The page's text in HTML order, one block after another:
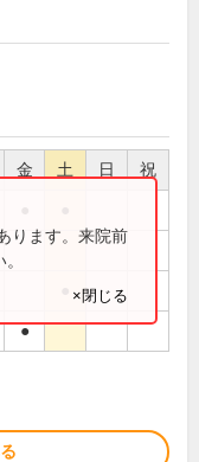
金 土 日 祝
●
ります。来院前
×閉じる